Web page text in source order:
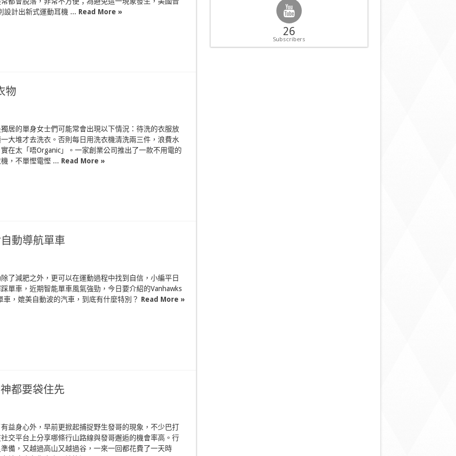
設計出新式運動耳機 ... Read More »
物
居的單身女士們可能常會出現以下情況：待洗的衣服放
大堆才去洗衣。否則每日用洗衣機清洗兩三件，浪費水
在太「唔Organic」。一家創業公司推出了一款不用電的
，不單慳電慳 ... Read More »
動導航單車
了減肥之外，更可以在運動過程中找到自信，小編平日
單車，近期智能單車風氣強勁，今日要介紹的Vanhawks
，媲美自動波的汽車，到底有什麼特別？ Read More »
都要袋住先
益身心外，早前更掀起捕捉野生發哥的現象，不少巴打
交平台上分享哪條行山路線與發哥邂逅的機會率高。行
備，又越過高山又越過谷，一來一回都花費了一天時
26
Subscribers